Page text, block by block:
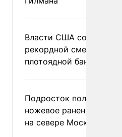
Власти США сообщили
рекордной смертности
плотоядной бактерии
Подросток получил
ножевое ранение в
на севере Москвы